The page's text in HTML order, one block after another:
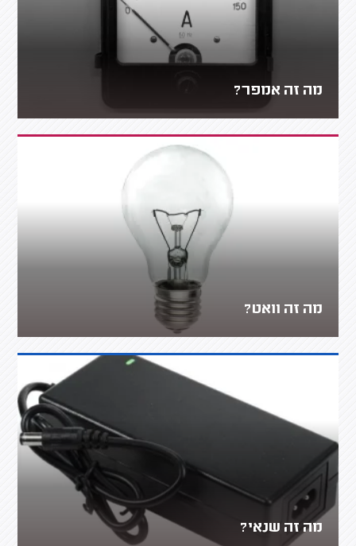
מה זה אמפר?
מה זה וואט?
מה זה שנאי?